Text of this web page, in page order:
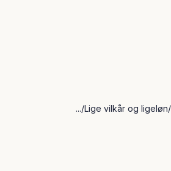
... Lige vilkår og ligeløn